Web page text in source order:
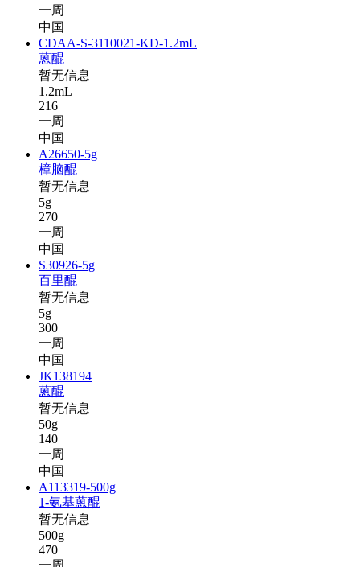
一周
中国
CDAA-S-3110021-KD-1.2mL
蒽醌
暂无信息
1.2mL
216
一周
中国
A26650-5g
樟脑醌
暂无信息
5g
270
一周
中国
S30926-5g
百里醌
暂无信息
5g
300
一周
中国
JK138194
蒽醌
暂无信息
50g
140
一周
中国
A113319-500g
1-氨基蒽醌
暂无信息
500g
470